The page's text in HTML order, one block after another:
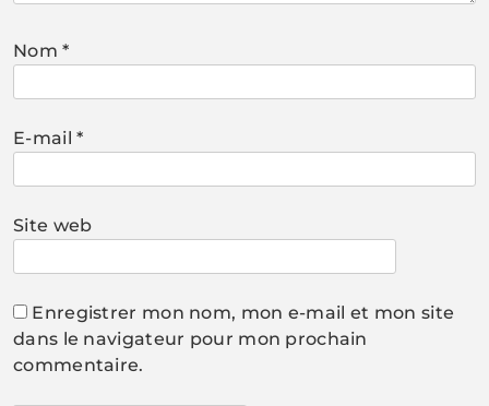
Nom*
E-mail*
Site web
Enregistrer mon nom, mon e-mail et mon site
dans le navigateur pour mon prochain
commentaire.